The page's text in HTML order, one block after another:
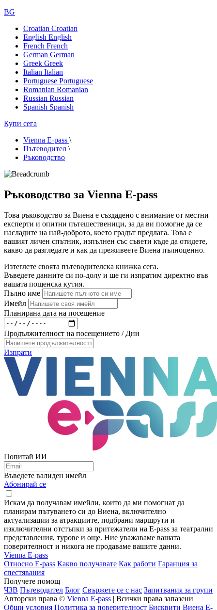
BG
Croatian Croatian
English English
French French
German German
Greek Greek
Italian Italian
Portuguese Portuguese
Romanian Romanian
Russian Russian
Spanish Spanish
Купи сега
Vienna E-pass \
Пътеводител \
Ръководство
Ръководство за Vienna E-pass
Това ръководство за Виена е създадено с внимание от местни
експерти и опитни пътешественици, за да ви помогне да се
насладите на най-доброто, което градът предлага. Това е
вашият личен спътник, изпълнен със съвети къде да отидете,
какво да разгледате и как да преживеете Виена пълноценно.
Изтеглете своята пътеводителска книжка сега.
Въведете данните си по-долу и ще ги изпратим директно във
вашата пощенска кутия.
Пълно име
Имейл
Планирана дата на посещение
Продължителност на посещението / Дни
Изпрати
Попитай ИИ
Въведете валиден имейл
Абонирай се
Искам да получавам имейли, които да ми помогнат да
планирам пътуването си до Виена, включително
актуализации за атракциите, подбрани маршрути и
изключителни отстъпки за притежатели на E-pass за театрални
представления, турове и още. Ние уважаваме вашата
поверителност и никога не продаваме вашите данни.
Vienna E-pass
Относно E-pass Какво получавате Как работи Гаранция за
спестявания
Получете помощ
ЧЗВ Пътеводител Блог Свържете се с нас Запитвания за групи
Авторски права © Vienna E-pass | Всички права запазени
Общи условия Политика за поверителност Бисквити Виена E-